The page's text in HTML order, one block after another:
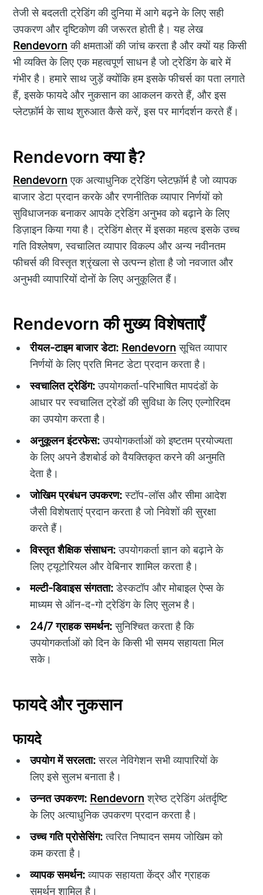
तेजी से बदलती ट्रेडिंग की दुनिया में आगे बढ़ने के लिए सही
उपकरण और दृष्टिकोण की जरूरत होती है। यह लेख
Rendevorn की क्षमताओं की जांच करता है और क्यों यह किसी
भी व्यक्ति के लिए एक महत्वपूर्ण साधन है जो ट्रेडिंग के बारे में
गंभीर है। हमारे साथ जुड़ें क्योंकि हम इसके फीचर्स का पता लगाते
हैं, इसके फायदे और नुकसान का आकलन करते हैं, और इस
प्लेटफ़ॉर्म के साथ शुरुआत कैसे करें, इस पर मार्गदर्शन करते हैं।
Rendevorn क्या है?
Rendevorn एक अत्याधुनिक ट्रेडिंग प्लेटफ़ॉर्म है जो व्यापक
बाजार डेटा प्रदान करके और रणनीतिक व्यापार निर्णयों को
सुविधाजनक बनाकर आपके ट्रेडिंग अनुभव को बढ़ाने के लिए
डिज़ाइन किया गया है। ट्रेडिंग क्षेत्र में इसका महत्व इसके उच्च
गति विश्लेषण, स्वचालित व्यापार विकल्प और अन्य नवीनतम
फीचर्स की विस्तृत श्रृंखला से उत्पन्न होता है जो नवजात और
अनुभवी व्यापारियों दोनों के लिए अनुकूलित हैं।
Rendevorn की मुख्य विशेषताएँ
रीयल-टाइम बाजार डेटा: Rendevorn सूचित व्यापार
निर्णयों के लिए प्रति मिनट डेटा प्रदान करता है।
स्वचालित ट्रेडिंग:उपयोगकर्ता-परिभाषित मापदंडों के
आधार पर स्वचालित ट्रेडों की सुविधा के लिए एल्गोरिदम
का उपयोग करता है।
अनुकूलन इंटरफेस:उपयोगकर्ताओं को इष्टतम प्रयोज्यता
के लिए अपने डैशबोर्ड को वैयक्तिकृत करने की अनुमति
देता है।
जोखिम प्रबंधन उपकरण:स्टॉप-लॉस और सीमा आदेश
जैसी विशेषताएं प्रदान करता है जो निवेशों की सुरक्षा
करते हैं।
विस्तृत शैक्षिक संसाधन:उपयोगकर्ता ज्ञान को बढ़ाने के
लिए ट्यूटोरियल और वेबिनार शामिल करता है।
मल्टी-डिवाइस संगतता:डेस्कटॉप और मोबाइल ऐप्स के
माध्यम से ऑन-द-गो ट्रेडिंग के लिए सुलभ है।
24/7 ग्राहक समर्थन:सुनिश्चित करता है कि
उपयोगकर्ताओं को दिन के किसी भी समय सहायता मिल
सके।
फायदे और नुकसान
फायदे
उपयोग में सरलता:सरल नेविगेशन सभी व्यापारियों के
लिए इसे सुलभ बनाता है।
उन्नत उपकरण: Rendevorn श्रेष्ठ ट्रेडिंग अंतर्दृष्टि
के लिए अत्याधुनिक उपकरण प्रदान करता है।
उच्च गति प्रोसेसिंग:त्वरित निष्पादन समय जोखिम को
कम करता है।
व्यापक समर्थन:व्यापक सहायता केंद्र और ग्राहक
समर्थन शामिल है।